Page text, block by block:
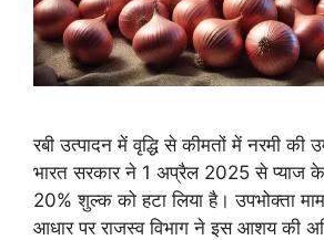
रबी उत्पादन में वृद्धि से कीमतों में नरमी की
भारत सरकार ने 1 अप्रैल 2025 से प्याज के
20% शुल्क को हटा लिया है। उपभोक्ता
आधार पर राजस्व विभाग ने इस आशय की